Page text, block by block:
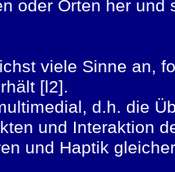
oder Orten her und
viele Sinne an,
[l2].
d.h. die
und Interaktion
und Haptik